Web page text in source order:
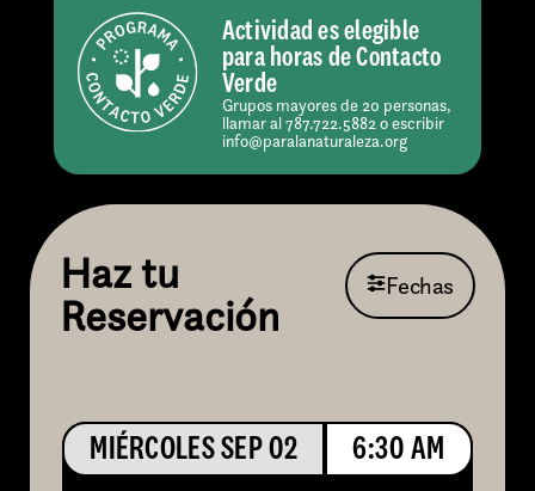
Actividad es elegible
para horas de Contacto
Verde
Grupos mayores de 20 personas,
llamar al 787.722.5882 o escribir
info@paralanaturaleza.org
Haz tu
Reservación
Fechas
MIÉRCOLES SEP 02 6:30 AM